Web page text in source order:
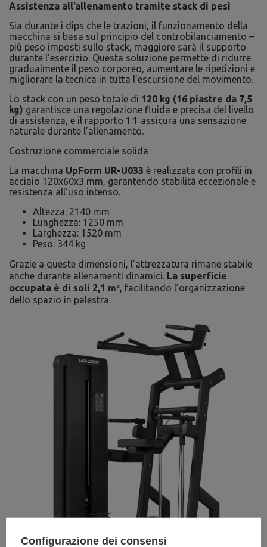
Assistenza all’allenamento tramite stack di pesi
Sia durante i dips che le trazioni, il funzionamento della
macchina si basa sul principio del controbilanciamento –
più peso imposti sullo stack, maggiore sarà il supporto
durante l’esercizio. Questa soluzione permette di ridurre
gradualmente il peso corporeo, aumentare le ripetizioni e
migliorare la tecnica in tutta l’escursione del movimento.
Lo stack con un peso totale di 120 kg (16 piastre da 7,5
kg) garantisce una regolazione fluida e precisa del livello
di assistenza, e il rapporto 1:1 assicura una sensazione
naturale durante l’allenamento.
Costruzione commerciale solida
La macchina UpForm UR-U033 è realizzata con profili in
acciaio 120x60x3 mm, garantendo stabilità eccezionale e
resistenza all’uso intenso.
Altezza: 2140 mm
Lunghezza: 1250 mm
Larghezza: 1520 mm
Peso: 344 kg
Grazie a queste dimensioni, l’attrezzatura rimane stabile
anche durante allenamenti dinamici. La superficie
occupata è di soli 2,1 m², facilitando l’organizzazione
dello spazio in palestra.
Configurazione dei consensi